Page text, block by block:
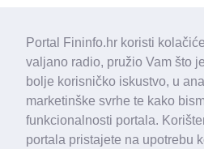
Portal Fininfo.hr koristi
valjano radio, pružio Vam što
bolje korisničko iskustvo, u
marketinške svrhe te kako
funkcionalnosti portala.
portala pristajete na upotrebu